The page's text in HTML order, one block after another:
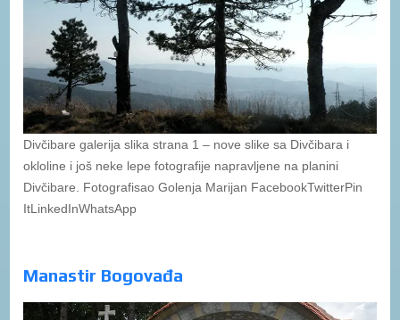
Divčibare galerija slika strana 1 – nove slike sa Divčibara i
okloline i još neke lepe fotografije napravljene na planini
Divčibare. Fotografisao Golenja Marijan FacebookTwitterPin
ItLinkedInWhatsApp
Manastir Bogovađa